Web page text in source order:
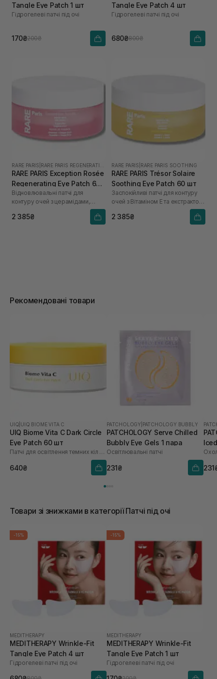
Tangle Eye Patch 1 шт
Гідрогелеві патчі під очі
170₴200₴
Tangle Eye Patch 4 шт
Гідрогелеві патчі під очі
680₴800₴
RARE PARIS
RARE PARIS Exception Rosée
Regenerating Eye Patch 60
шт
Відновлювальні патчі для
контуру очей з церамідами,
2 385₴
RARE PARIS RARE PARIS SOOTHING
RARE PARIS Trésor Solaire
Soothing Eye Patch 60 шт
Заспокійливі патчі для контуру
очей з Вітаміном Е та екстрактом
2 385₴
Рекомендовані товари
UIQ UIQ BIOME VITA C
UIQ Biome Vita C Dark Circle
Eye Patch 60 шт
Патчі для освітлення темних кіл під очима
640₴
PATCHOLOGY PATCHOLOGY BUBBLY
PATCHOLOGY Serve Chilled
Bubbly Eye Gels 1 пара
Освітлювальні патчі
231₴
Товари зі знижками в категорії Патчі під очі
-15%
MEDITHERAPY
MEDITHERAPY Wrinkle-Fit
Tangle Eye Patch 4 шт
Гідрогелеві патчі під очі
-15%
MEDITHERAPY
MEDITHERAPY Wrinkle-Fit
Tangle Eye Patch 1 шт
Гідрогелеві патчі під очі